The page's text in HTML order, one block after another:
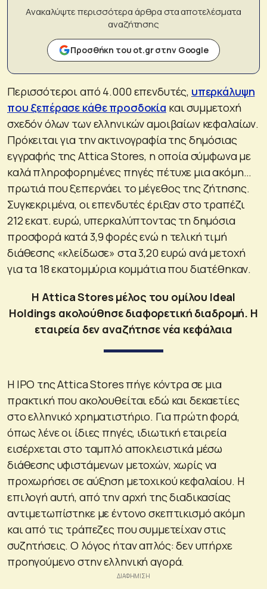
Ανακαλύψτε περισσότερα άρθρα στα αποτελέσματα
αναζήτησης
Προσθήκη του ot.gr στην Google
Περισσότεροι από 4.000 επενδυτές, υπερκάλυψη
που ξεπέρασε κάθε προσδοκία και συμμετοχή
σχεδόν όλων των ελληνικών αμοιβαίων κεφαλαίων.
Πρόκειται για την ακτινογραφία της δημόσιας
εγγραφής της Attica Stores, η οποία σύμφωνα με
καλά πληροφορημένες πηγές πέτυχε μια ακόμη…
πρωτιά που ξεπερνάει το μέγεθος της ζήτησης.
Συγκεκριμένα, οι επενδυτές έριξαν στο τραπέζι
212 εκατ. ευρώ, υπερκαλύπτοντας τη δημόσια
προσφορά κατά 3,9 φορές ενώ η τελική τιμή
διάθεσης «κλείδωσε» στα 3,20 ευρώ ανά μετοχή
για τα 18 εκατομμύρια κομμάτια που διατέθηκαν.
Η Attica Stores μέλος του ομίλου Ideal
Holdings ακολούθησε διαφορετική διαδρομή. Η
εταιρεία δεν αναζήτησε νέα κεφάλαια
Η IPO της Attica Stores πήγε κόντρα σε μια
πρακτική που ακολουθείται εδώ και δεκαετίες
στο ελληνικό χρηματιστήριο. Για πρώτη φορά,
όπως λένε οι ίδιες πηγές, ιδιωτική εταιρεία
εισέρχεται στο ταμπλό αποκλειστικά μέσω
διάθεσης υφιστάμενων μετοχών, χωρίς να
προχωρήσει σε αύξηση μετοχικού κεφαλαίου. Η
επιλογή αυτή, από την αρχή της διαδικασίας
αντιμετωπίστηκε με έντονο σκεπτικισμό ακόμη
και από τις τράπεζες που συμμετείχαν στις
συζητήσεις. Ο λόγος ήταν απλός: δεν υπήρχε
προηγούμενο στην ελληνική αγορά.